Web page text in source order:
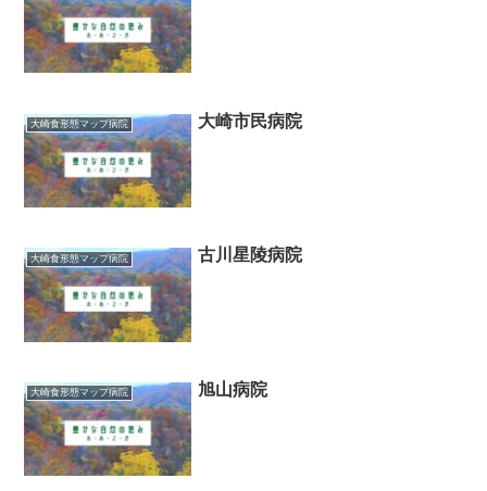
大崎食形態マップ病院 大崎市民病院
大崎食形態マップ病院 古川星陵病院
大崎食形態マップ病院 旭山病院